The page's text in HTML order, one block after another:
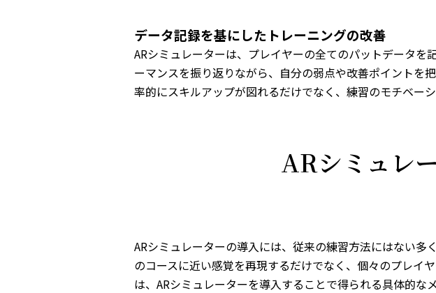
データ記録を基にしたトレーニングの改善
ARシミュレーターは、プレイヤーの全てのパットデータ
ーマンスを振り返りながら、自分の弱点や改善ポイントを
率的にスキルアップが図れるだけでなく、練習のモチベー
ARシミュレ
ARシミュレーターの導入には、従来の練習方法にはない
のコースに近い感覚を再現するだけでなく、個々のプレイ
は、ARシミュレーターを導入することで得られる具体的な